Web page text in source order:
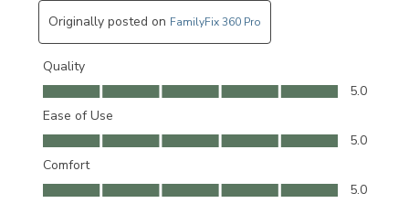
Originally posted on FamilyFix 360 Pro
Quality
Quality, 5.0 out of 5
5.0
Ease of Use
Ease of Use, 5.0 out of 5
5.0
Comfort
Comfort, 5.0 out of 5
5.0